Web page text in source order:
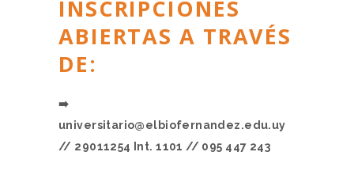
INSCRIPCIONES
ABIERTAS A TRAVÉS
DE:
➡️
universitario@elbiofernandez.edu.uy
// 29011254 Int. 1101 // 095 447 243